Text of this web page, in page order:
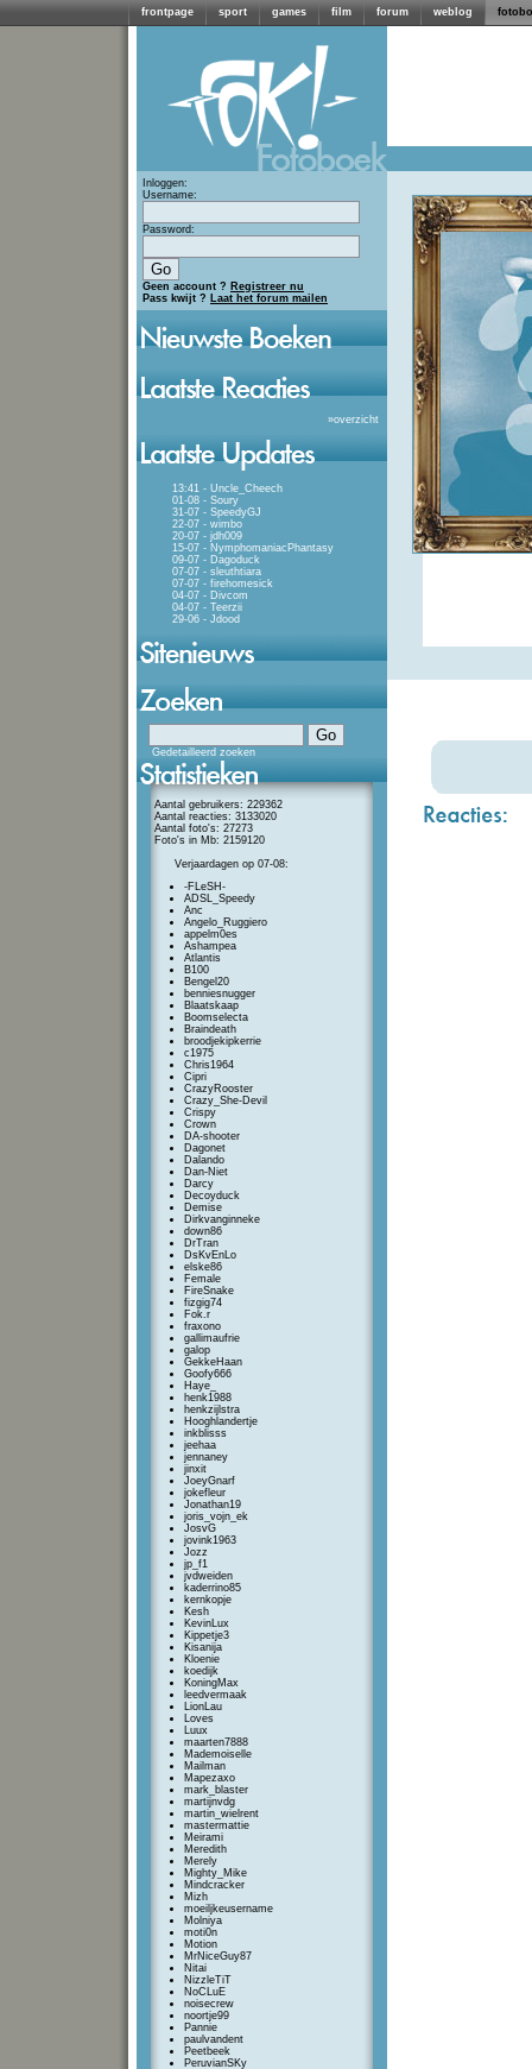
frontpage sport games film forum weblog
Inloggen:
Username:
Password:
Geen account ? Registreer nu
Pass kwijt ? Laat het forum mailen
»overzicht
13:41 - Uncle_Cheech
01-08 - Soury
31-07 - SpeedyGJ
22-07 - wimbo
20-07 - jdh009
15-07 - NymphomaniacPhantasy
09-07 - Dagoduck
07-07 - sleuthtiara
07-07 - firehomesick
04-07 - Divcom
04-07 - Teerzii
29-06 - Jdood
Gedetailleerd zoeken
Aantal gebruikers: 229362
Aantal reacties: 3133020
Aantal foto's: 27273
Foto's in Mb: 2159120
Verjaardagen op 07-08:
-FLeSH-
ADSL_Speedy
Anc
Angelo_Ruggiero
appelm0es
Ashampea
Atlantis
B100
Bengel20
benniesnugger
Blaatskaap
Boomselecta
Braindeath
broodjekipkerrie
c1975
Chris1964
Cipri
CrazyRooster
Crazy_She-Devil
Crispy
Crown
DA-shooter
Dagonet
Dalando
Dan-Niet
Darcy
Decoyduck
Demise
Dirkvanginneke
down86
DrTran
DsKvEnLo
elske86
Female
FireSnake
fizgig74
Fok.r
fraxono
gallimaufrie
galop
GekkeHaan
Goofy666
Haye_
henk1988
henkzijlstra
Hooghlandertje
inkblisss
jeehaa
jennaney
jinxit
JoeyGnarf
jokefleur
Jonathan19
joris_vojn_ek
JosvG
jovink1963
Jozz
jp_f1
jvdweiden
kaderrino85
kernkopje
Kesh
KevinLux
Kippetje3
Kisanija
Kloenie
koedijk
KoningMax
leedvermaak
LionLau
Loves
Luux
maarten7888
Mademoiselle
Mailman
Mapezaxo
mark_blaster
martijnvdg
martin_wielrent
mastermattie
Meirami
Meredith
Merely
Mighty_Mike
Mindcracker
Mizh
moeiljkeusername
Molniya
moti0n
Motion
MrNiceGuy87
Nitai
NizzleTiT
NoCLuE
noisecrew
noortje99
Pannie
paulvandent
Peetbeek
PeruvianSKy